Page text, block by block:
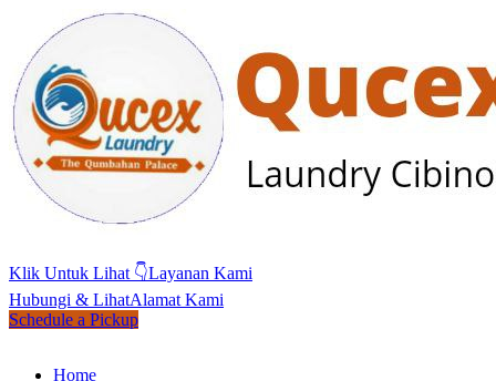
Klik Untuk Lihat 👇Layanan Kami
Hubungi & LihatAlamat Kami
Schedule a Pickup
Home